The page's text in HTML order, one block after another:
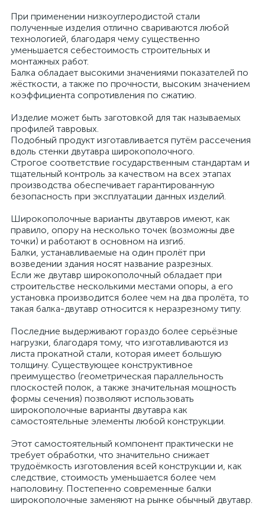
При применении низкоуглеродистой стали
полученные изделия отлично свариваются любой
технологией, благодаря чему существенно
уменьшается себестоимость строительных и
монтажных работ.
Балка обладает высокими значениями показателей по
жёсткости, а также по прочности, высоким значением
коэффициента сопротивления по сжатию.
Изделие может быть заготовкой для так называемых
профилей тавровых.
Подобный продукт изготавливается путём рассечения
вдоль стенки двутавра широкополочного.
Строгое соответствие государственным стандартам и
тщательный контроль за качеством на всех этапах
производства обеспечивает гарантированную
безопасность при эксплуатации данных изделий.
Широкополочные варианты двутавров имеют, как
правило, опору на несколько точек (возможны две
точки) и работают в основном на изгиб.
Балки, устанавливаемые на один пролёт при
возведении здания носят название разрезных.
Если же двутавр широкополочный обладает при
строительстве несколькими местами опоры, а его
установка производится более чем на два пролёта, то
такая балка-двутавр относится к неразрезному типу.
Последние выдерживают гораздо более серьёзные
нагрузки, благодаря тому, что изготавливаются из
листа прокатной стали, которая имеет большую
толщину. Существующее конструктивное
преимущество (геометрическая параллельность
плоскостей полок, а также значительная мощность
формы сечения) позволяют использовать
широкополочные варианты двутавра как
самостоятельные элементы любой конструкции.
Этот самостоятельный компонент практически не
требует обработки, что значительно снижает
трудоёмкость изготовления всей конструкции и, как
следствие, стоимость уменьшается более чем
наполовину. Постепенно современные балки
широкополочные заменяют на рынке обычный двутавр.